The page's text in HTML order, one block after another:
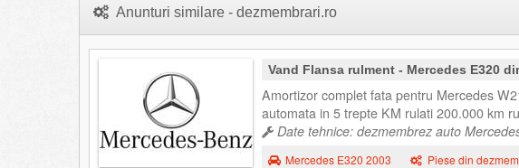
Anunturi similare - dezmembrari.ro
Vand Flansa rulment - Mercedes E320
Amortizor complet fata pentru Mercedes
automata in 5 trepte KM rulati 200.000 km
Date tehnice: dezmembrez auto
Mercedes E320 2003 Piese din